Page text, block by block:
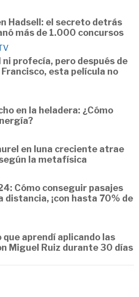
Hadsell: el secreto detrás
más de 1.000 concursos
ni profecía, pero después de
esta película no
en la heladera: ¿Cómo
en luna creciente atrae
la metafísica
Cómo conseguir pasajes
distancia, ¡con hasta 70% de
que aprendí aplicando las
Miguel Ruiz durante 30 días